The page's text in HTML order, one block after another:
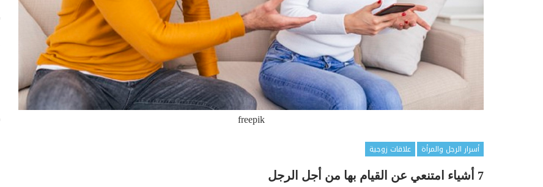
freepik
أسرار الرجل والمرأة
علاقات زوجية
7 أشياء امتنعي عن القيام بها من أجل الرجل